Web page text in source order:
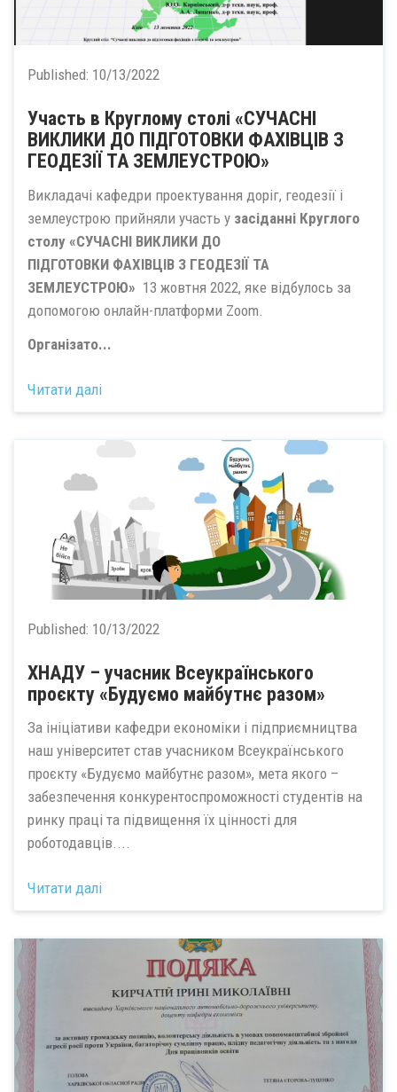
Published: 10/13/2022
Участь в Круглому столі «СУЧАСНІ
ВИКЛИКИ ДО ПІДГОТОВКИ ФАХІВЦІВ З
ГЕОДЕЗІЇ ТА ЗЕМЛЕУСТРОЮ»
Викладачі кафедри проектування доріг, геодезії і
землеустрою прийняли участь у засіданні Круглого
столу «СУЧАСНІ ВИКЛИКИ ДО
ПІДГОТОВКИ ФАХІВЦІВ З ГЕОДЕЗІЇ ТА
ЗЕМЛЕУСТРОЮ» 13 жовтня 2022, яке відбулось за
допомогою онлайн-платформи Zoom.
Організато...
Читати далі
Published: 10/13/2022
ХНАДУ – учасник Всеукраїнського
проєкту «Будуємо майбутнє разом»
За ініціативи кафедри економіки і підприємництва
наш університет став учасником Всеукраїнського
проєкту «Будуємо майбутнє разом», мета якого –
забезпечення конкурентоспроможності студентів на
ринку праці та підвищення їх цінності для
роботодавців....
Читати далі